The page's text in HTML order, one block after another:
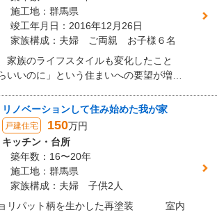
施工地：群馬県
竣工年月日：2016年12月26日
家族構成：夫婦 ご両親 お子様６名
家族のライフスタイルも変化したこと
いいのに」という住まいへの要望が増え
らしに合った住まいへと進化を遂げまし
リノベーションして住み始めた我が家
戸建住宅 150万円
キッチン・台所
築年数：16〜20年
施工地：群馬県
家族構成：夫婦 子供2人
ョリパット柄を生かした再塗装 室内